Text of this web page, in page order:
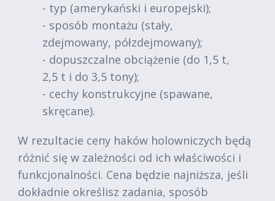
- typ (amerykański i europejski);
- sposób montażu (stały,
zdejmowany, półzdejmowany);
- dopuszczalne obciążenie (do 1,5 t,
2,5 t i do 3,5 tony);
- cechy konstrukcyjne (spawane,
skręcane).
W rezultacie ceny haków holowniczych będą
różnić się w zależności od ich właściwości i
funkcjonalności. Cena będzie najniższa, jeśli
dokładnie określisz zadania, sposób